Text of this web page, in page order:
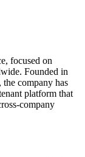
focused on
Founded in
company has
platform that
company